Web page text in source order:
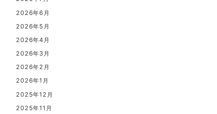
2026年6月
2026年5月
2026年4月
2026年3月
2026年2月
2026年1月
2025年12月
2025年11月